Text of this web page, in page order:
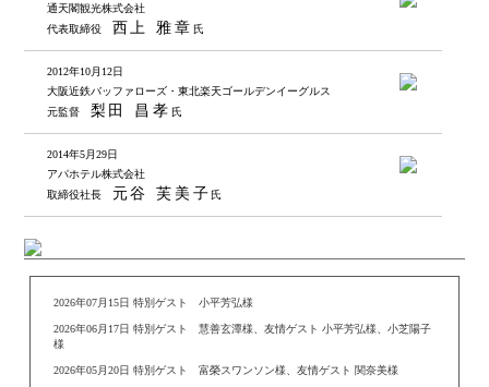
通天閣観光株式会社
代表取締役 西上 雅章 氏
2012年10月12日
大阪近鉄バッファローズ・東北楽天ゴールデンイーグルス
元監督 梨田 昌孝 氏
2014年5月29日
アパホテル株式会社
取締役社長
元谷 芙美子氏
2026年07月15日 特別ゲスト 小平芳弘様
2026年06月17日 特別ゲスト 慧善玄潭様、友情ゲスト 小平芳弘様、小芝陽子
様
2026年05月20日 特別ゲスト 富榮スワンソン様、友情ゲスト 関奈美様